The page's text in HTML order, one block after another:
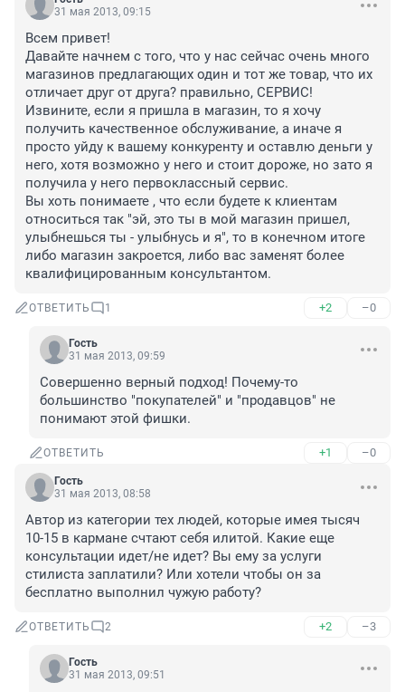
31 мая 2013, 09:15
Всем привет!
Давайте начнем с того, что у нас сейчас очень много
магазинов предлагающих один и тот же товар, что их
отличает друг от друга? правильно, СЕРВИС!
Извините, если я пришла в магазин, то я хочу
получить качественное обслуживание, а иначе я
просто уйду к вашему конкуренту и оставлю деньги у
него, хотя возможно у него и стоит дороже, но зато я
получила у него первоклассный сервис.
Вы хоть понимаете , что если будете к клиентам
относиться так "эй, это ты в мой магазин пришел,
улыбнешься ты - улыбнусь и я", то в конечном итоге
либо магазин закроется, либо вас заменят более
квалифицированным консультантом.
ОТВЕТИТЬ 1 +2 –0
Гость
31 мая 2013, 09:59
Совершенно верный подход! Почему-то
большинство "покупателей" и "продавцов" не
понимают этой фишки.
ОТВЕТИТЬ +1 –0
Гость
31 мая 2013, 08:58
Автор из категории тех людей, которые имея тысяч
10-15 в кармане счтают себя илитой. Какие еще
консультации идет/не идет? Вы ему за услуги
стилиста заплатили? Или хотели чтобы он за
бесплатно выполнил чужую работу?
ОТВЕТИТЬ 2 +2 –3
Гость
31 мая 2013, 09:51